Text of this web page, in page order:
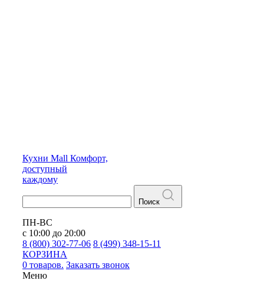
Кухни Mall Комфорт,
доступный
каждому
Поиск
ПН-ВС
с 10:00 до 20:00
8 (800) 302-77-06 8 (499) 348-15-11
КОРЗИНА
0 товаров. Заказать звонок
Меню